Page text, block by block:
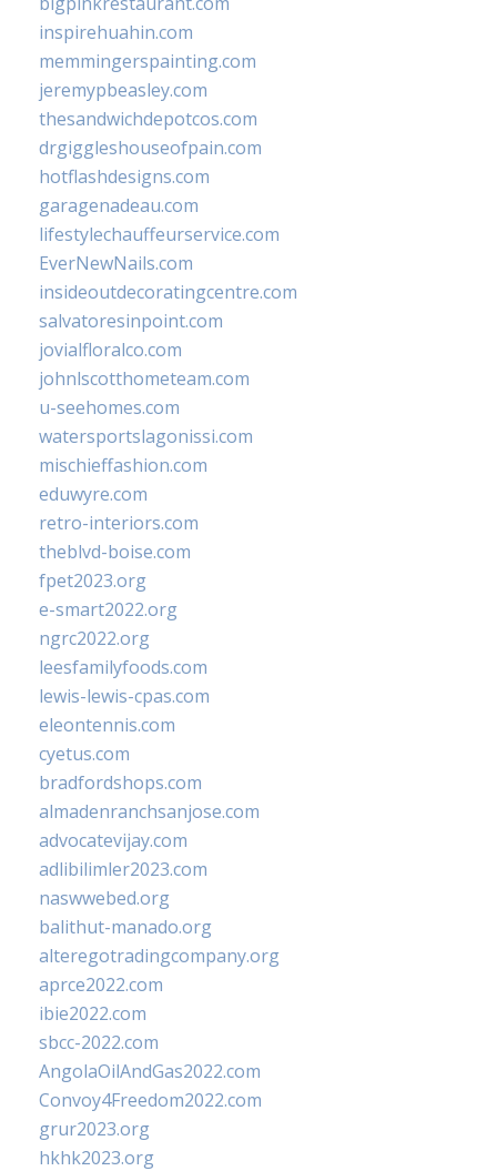
inspirehuahin.com
memmingerspainting.com
jeremypbeasley.com
thesandwichdepotcos.com
drgiggleshouseofpain.com
hotflashdesigns.com
garagenadeau.com
lifestylechauffeurservice.com
EverNewNails.com
insideoutdecoratingcentre.com
salvatoresinpoint.com
jovialfloralco.com
johnlscotthometeam.com
u-seehomes.com
watersportslagonissi.com
mischieffashion.com
eduwyre.com
retro-interiors.com
theblvd-boise.com
fpet2023.org
e-smart2022.org
ngrc2022.org
leesfamilyfoods.com
lewis-lewis-cpas.com
eleontennis.com
cyetus.com
bradfordshops.com
almadenranchsanjose.com
advocatevijay.com
adlibilimler2023.com
naswwebed.org
balithut-manado.org
alteregotradingcompany.org
aprce2022.com
ibie2022.com
sbcc-2022.com
AngolaOilAndGas2022.com
Convoy4Freedom2022.com
grur2023.org
hkhk2023.org